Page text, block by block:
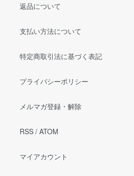
返品について
支払い方法について
特定商取引法に基づく表記
プライバシーポリシー
メルマガ登録・解除
RSS / ATOM
マイアカウント